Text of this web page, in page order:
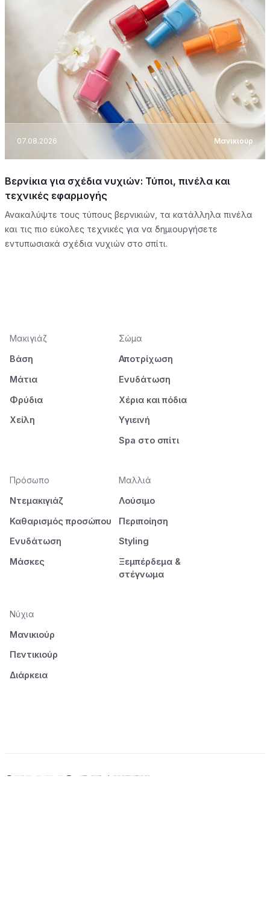
07.08.2026 Μανικιούρ
Βερνίκια για σχέδια νυχιών: Τύποι, πινέλα και
τεχνικές εφαρμογής
Ανακαλύψτε τους τύπους βερνικιών, τα κατάλληλα πινέλα
και τις πιο εύκολες τεχνικές για να δημιουργήσετε
εντυπωσιακά σχέδια νυχιών στο σπίτι.
Μακιγιάζ
Βάση
Μάτια
Φρύδια
Χείλη
Σώμα
Αποτρίχωση
Ενυδάτωση
Χέρια και πόδια
Υγιεινή
Spa στο σπίτι
Πρόσωπο
Ντεμακιγιάζ
Καθαρισμός προσώπου
Ενυδάτωση
Μάσκες
Μαλλιά
Λούσιμο
Περιποίηση
Styling
Ξεμπέρδεμα &
στέγνωμα
Νύχια
Μανικιούρ
Πεντικιούρ
Διάρκεια